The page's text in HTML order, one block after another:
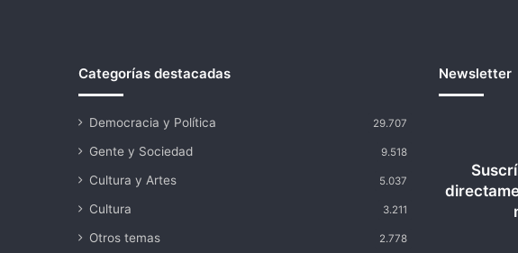
Categorías destacadas
Democracia y Política 29.707
Gente y Sociedad 9.518
Cultura y Artes 5.037
Cultura 3.211
Otros temas 2.778
Newsletter